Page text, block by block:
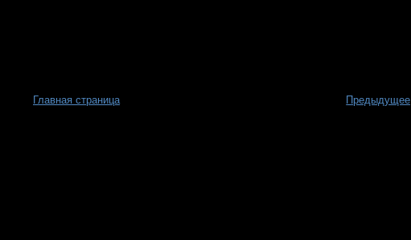
Предыдущее
Главная страница